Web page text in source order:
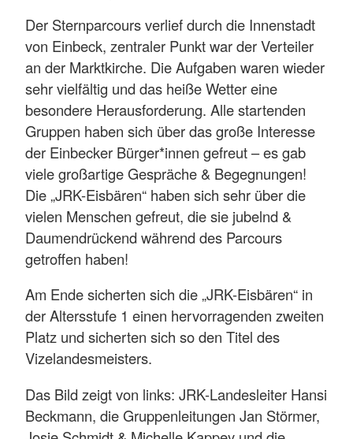
Der Sternparcours verlief durch die Innenstadt
von Einbeck, zentraler Punkt war der Verteiler
an der Marktkirche. Die Aufgaben waren wieder
sehr vielfältig und das heiße Wetter eine
besondere Herausforderung. Alle startenden
Gruppen haben sich über das große Interesse
der Einbecker Bürger*innen gefreut – es gab
viele großartige Gespräche & Begegnungen!
Die „JRK-Eisbären“ haben sich sehr über die
vielen Menschen gefreut, die sie jubelnd &
Daumendrückend während des Parcours
getroffen haben!
Am Ende sicherten sich die „JRK-Eisbären“ in
der Altersstufe 1 einen hervorragenden zweiten
Platz und sicherten sich so den Titel des
Vizelandesmeisters.
Das Bild zeigt von links: JRK-Landesleiter Hansi
Beckmann, die Gruppenleitungen Jan Störmer,